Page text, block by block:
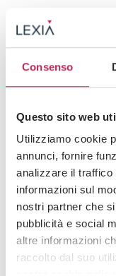
Consenso
Questo sito web
Utilizziamo cookie
annunci, fornire
analizzare il traffico
informazioni sul
nostri partner che
pubblicità e social
altre informazioni
raccolto dal suo
física(Physical AI) en
de software y aspectos de
avanzados de
aspectos jurídicos y
satelital e IoT, incluyendo
digitales basados en IA,
normativo relevantes para
economy).
Registros y